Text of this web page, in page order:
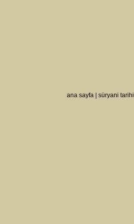
ana sayfa süryani tarihi